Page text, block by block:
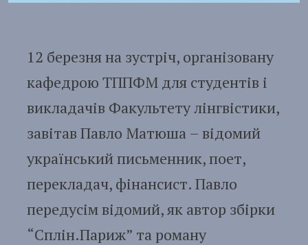
12 березня на зустріч, організовану
кафедрою ТППФМ для студентів і
викладачів Факультету лінгвістики,
завітав Павло Матюша – відомий
український письменник, поет,
перекладач, фінансист. Павло
передусім відомий, як автор збірки
“Сплін.Париж” та роману